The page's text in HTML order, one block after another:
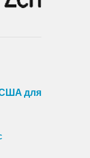
США для